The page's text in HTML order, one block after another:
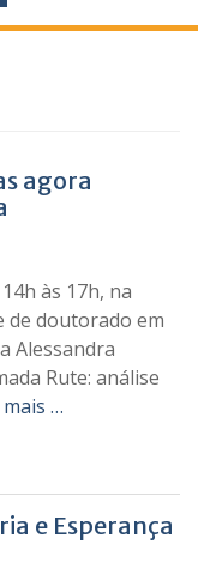
agora
às 17h, na
de doutorado em
Alessandra
Rute: análise
…
e Esperança